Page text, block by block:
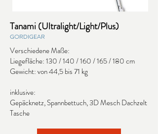
Tanami (Ultralight/Light/Plus)
GORDIGEAR
Verschiedene Maße:
Liegefläche: 130 / 140 / 160 / 165 / 180 cm
Gewicht: von 44,5 bis 71 kg
inklusive:
Gepäcknetz, Spannbettuch, 3D Mesch Dachzelt
Tasche